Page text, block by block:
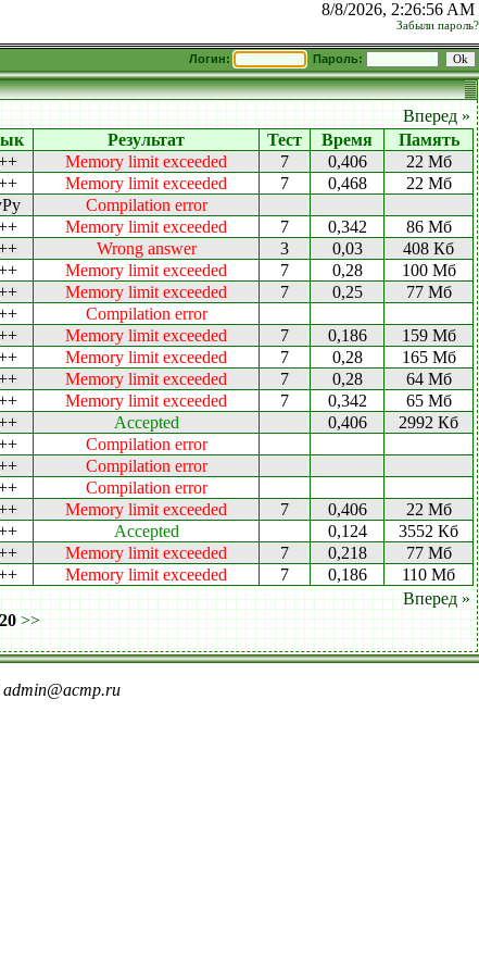
8/8/2026, 2:26:56 AM
Забыли пароль?
Логин: Пароль:
Вперед »
Результат Тест Время
Память
Memory limit exceeded 7 0,406
22 Мб
Memory limit exceeded 7 0,468
22 Мб
Compilation error
Memory limit exceeded 7 0,342
86 Мб
Wrong answer 3 0,03
408 Кб
Memory limit exceeded 7 0,28
100 Мб
Memory limit exceeded 7 0,25
77 Мб
Compilation error
Memory limit exceeded 7 0,186
159 Мб
Memory limit exceeded 7 0,28
165 Мб
Memory limit exceeded 7 0,28
64 Мб
Memory limit exceeded 7 0,342
65 Мб
Accepted 0,406
2992 Кб
Compilation error
Compilation error
Compilation error
Memory limit exceeded 7 0,406
22 Мб
Accepted 0,124
3552 Кб
Memory limit exceeded 7 0,218
77 Мб
Memory limit exceeded 7 0,186
110 Мб
Вперед »
20 >>